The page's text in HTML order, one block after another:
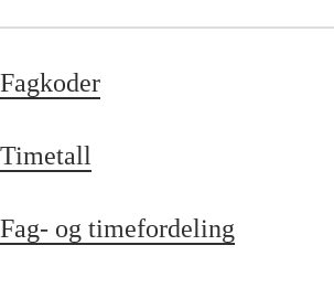
Fagkoder
Timetall
Fag- og timefordeling